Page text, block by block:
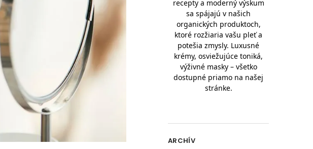
recepty a moderný výskum
sa spájajú v našich
organických produktoch,
ktoré rozžiaria vašu pleť a
potešia zmysly. Luxusné
krémy, osviežujúce toniká,
výživné masky – všetko
dostupné priamo na našej
stránke.
ARCHÍV